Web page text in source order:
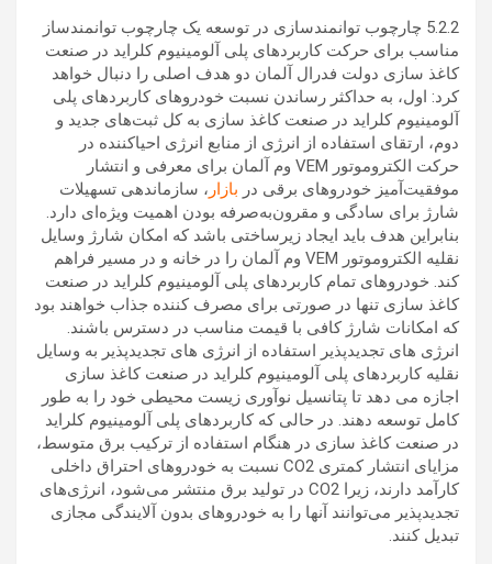
5.2.2 چارچوب توانمندسازی در توسعه یک چارچوب توانمندساز
مناسب برای حرکت کاربردهای پلی آلومینیوم کلراید در صنعت
کاغذ سازی دولت فدرال آلمان دو هدف اصلی را دنبال خواهد
کرد: اول، به حداکثر رساندن نسبت خودروهای کاربردهای پلی
آلومینیوم کلراید در صنعت کاغذ سازی به کل ثبت‌های جدید و
دوم، ارتقای استفاده از انرژی از منابع انرژی احیاکننده در
حرکت الکتروموتور VEM وم آلمان برای معرفی و انتشار
موفقیت‌آمیز خودروهای برقی در بازار ، سازماندهی تسهیلات
شارژ برای سادگی و مقرون‌به‌صرفه بودن اهمیت ویژه‌ای دارد.
بنابراین هدف باید ایجاد زیرساختی باشد که امکان شارژ وسایل
نقلیه الکتروموتور VEM وم آلمان را در خانه و در مسیر فراهم
کند. خودروهای تمام کاربردهای پلی آلومینیوم کلراید در صنعت
کاغذ سازی تنها در صورتی برای مصرف کننده جذاب خواهند بود
که امکانات شارژ کافی با قیمت مناسب در دسترس باشند.
انرژی های تجدیدپذیر استفاده از انرژی های تجدیدپذیر به وسایل
نقلیه کاربردهای پلی آلومینیوم کلراید در صنعت کاغذ سازی
اجازه می دهد تا پتانسیل نوآوری زیست محیطی خود را به طور
کامل توسعه دهند. در حالی که کاربردهای پلی آلومینیوم کلراید
در صنعت کاغذ سازی در هنگام استفاده از ترکیب برق متوسط،
مزایای انتشار کمتری CO2 نسبت به خودروهای احتراق داخلی
کارآمد دارند، زیرا CO2 در تولید برق منتشر می‌شود، انرژی‌های
تجدیدپذیر می‌توانند آنها را به خودروهای بدون آلایندگی مجازی
تبدیل کنند.